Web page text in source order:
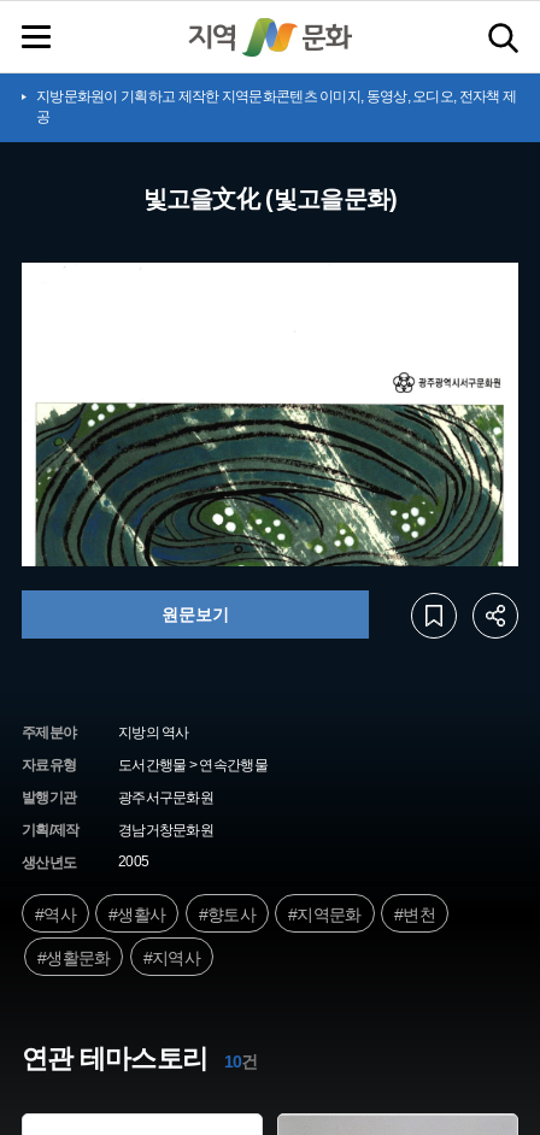
지방문화원이 기획하고 제작한 지역문화콘텐츠 이미지, 동영상, 오디오, 전자책 제
공
빛고을文化 (빛고을문화)
주제분야
지방의 역사
자료유형
도서간행물 > 연속간행물
발행기관
광주서구문화원
기획/제작
경남거창문화원
생산년도
2005
원문보기
#역사 #생활사 #향토사 #지역문화 #변천
#생활문화 #지역사
연관 테마스토리 10건